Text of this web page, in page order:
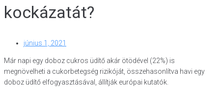
kockázatát?
június 1, 2021
Már napi egy doboz cukros üdítő akár ötödével (22%) is
megnövelheti a cukorbetegség rizikóját, összehasonlítva havi egy
doboz üdítő elfogyasztásával, állítják európai kutatók.